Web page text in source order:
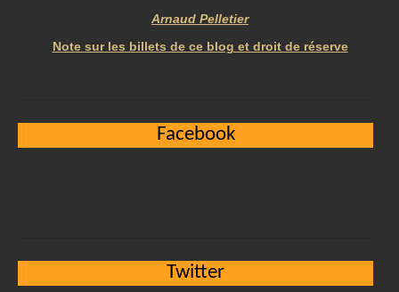
Arnaud Pelletier
Note sur les billets de ce blog et droit de réserve
Facebook
Twitter